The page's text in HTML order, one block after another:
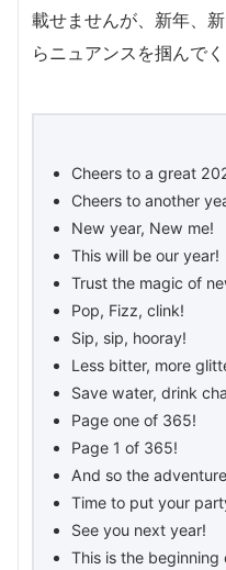
載せませんが、新年、
らニュアンスを掴んでく
Cheers to a great
Cheers to another
New year, New me!
This will be our year!
Trust the magic of
Pop, Fizz, clink!
Sip, sip, hooray!
Less bitter, more
Save water, drink
Page one of 365!
Page 1 of 365!
And so the
Time to put your
See you next year!
This is the